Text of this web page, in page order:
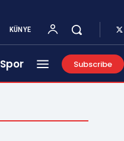
KÜNYE
Spor Subscribe